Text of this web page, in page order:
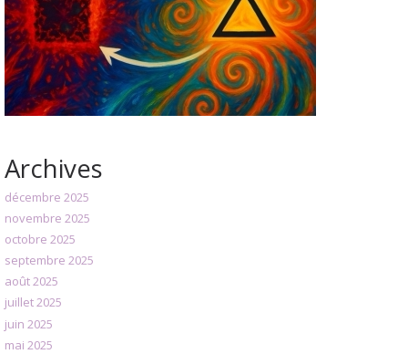
Archives
décembre 2025
novembre 2025
octobre 2025
septembre 2025
août 2025
juillet 2025
juin 2025
mai 2025